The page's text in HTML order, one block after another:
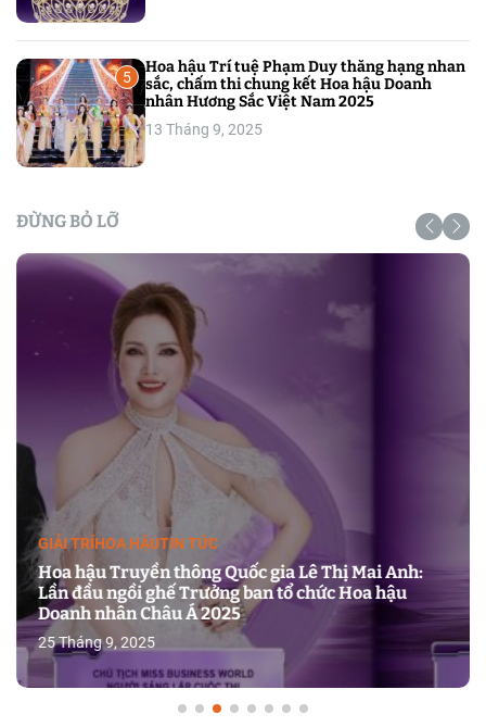
5
Hoa hậu Trí tuệ Phạm Duy thăng hạng nhan
sắc, chấm thi chung kết Hoa hậu Doanh
nhân Hương Sắc Việt Nam 2025
13 Tháng 9, 2025
ĐỪNG BỎ LỠ
GIẢI TRÍHOA HẬUTIN TỨC
Hoa hậu Truyền thông Quốc gia Lê Thị Mai Anh:
Lần đầu ngồi ghế Trưởng ban tổ chức Hoa hậu
Doanh nhân Châu Á 2025
25 Tháng 9, 2025